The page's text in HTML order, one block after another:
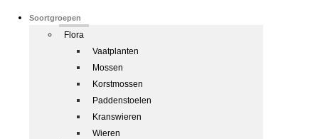
Soortgroepen
Flora
Vaatplanten
Mossen
Korstmossen
Paddenstoelen
Kranswieren
Wieren